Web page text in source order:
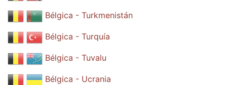
Bélgica - Turkmenistán
Bélgica - Turquía
Bélgica - Tuvalu
Bélgica - Ucrania